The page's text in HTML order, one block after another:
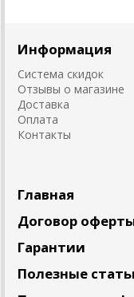
Информация
Система скидок
Отзывы о магазине
Доставка
Оплата
Контакты
Главная
Договор
Гарантии
Полезные